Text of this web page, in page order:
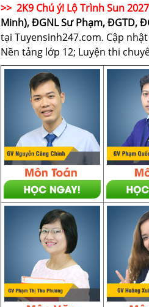
>> 2K9 Chú ý! Lộ Trình Sun
Minh), ĐGNL Sư Phạm, ĐGTD,
tại Tuyensinh247.com. Cập
Nền tảng lớp 12; Luyện thi